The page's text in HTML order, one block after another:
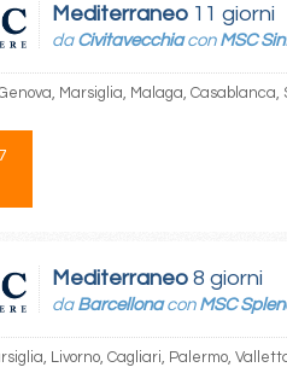
Mediterraneo 11 giorni
da Civitavecchiacon MSC
Marsiglia, Malaga,
Mediterraneo 8 giorni
da Barcellonacon MSC
Livorno, Cagliari, Palermo,